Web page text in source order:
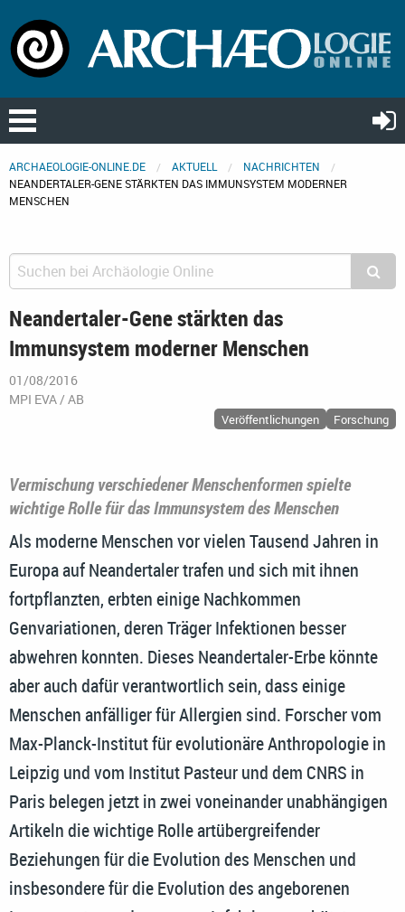
ARCHAEOLOGIE-ONLINE.DE AKTUELL
NACHRICHTEN
NEANDERTALER-GENE STÄRKTEN DAS IMMUNSYSTEM MODERNER
MENSCHEN
Neandertaler-Gene stärkten das
Immunsystem moderner Menschen
01/08/2016
MPI EVA / AB
Veröffentlichungen Forschung
Vermischung verschiedener Menschenformen spielte
wichtige Rolle für das Immunsystem des Menschen
Als moderne Menschen vor vielen Tausend Jahren in
Europa auf Neandertaler trafen und sich mit ihnen
fortpflanzten, erbten einige Nachkommen
Genvariationen, deren Träger Infektionen besser
abwehren konnten. Dieses Neandertaler-Erbe könnte
aber auch dafür verantwortlich sein, dass einige
Menschen anfälliger für Allergien sind. Forscher vom
Max-Planck-Institut für evolutionäre Anthropologie in
Leipzig und vom Institut Pasteur und dem CNRS in
Paris belegen jetzt in zwei voneinander unabhängigen
Artikeln die wichtige Rolle artübergreifender
Beziehungen für die Evolution des Menschen und
insbesondere für die Evolution des angeborenen